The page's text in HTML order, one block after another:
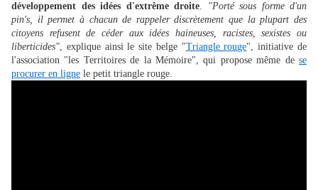
développement des idées d'extrême droite. "Porté sous forme d'un
pin's, il permet à chacun de rappeler discrètement que la plupart des
citoyens refusent de céder aux idées haineuses, racistes, sexistes ou
liberticides", explique ainsi le site belge "Triangle rouge", initiative de
l'association "les Territoires de la Mémoire", qui propose même de se
procurer en ligne le petit triangle rouge.